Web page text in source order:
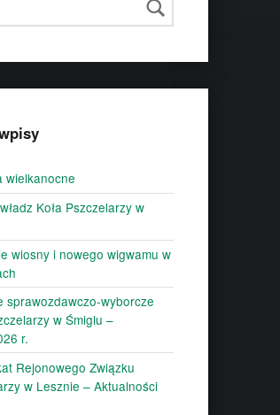
wielkanocne
Koła Pszczelarzy w
wiosny i nowego wigwamu w
sprawozdawczo-wyborcze
w Śmiglu –
r.
Rejonowego Związku
w Lesznie – Aktualności